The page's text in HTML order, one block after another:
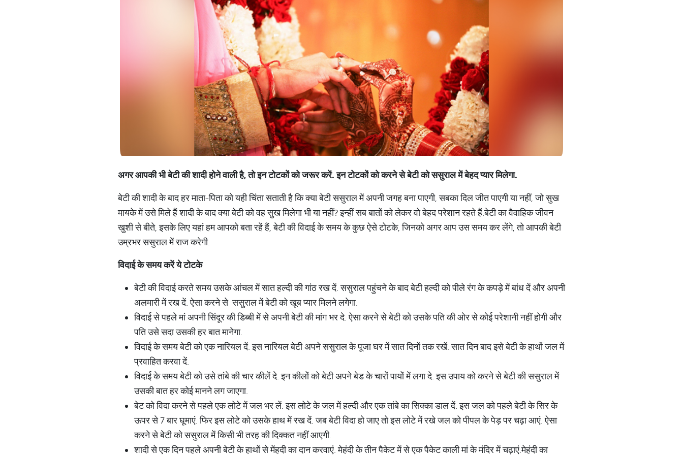
अगर आपकी भी बेटी की शादी होने वाली है,तो इन टोटकों को जरूर करें. इन टोटकों को करने से बेटी को ससुराल में बेहद प्यार मिलेगा.
बेटी की शादी के बाद हर माता-पिता को यही चिंता सताती है कि क्या बेटी ससुराल में अपनी जगह बना पाएगी, सबका दिल जीत पाएगी या नहीं, जो सुख
मायके में उसे मिले हैं शादी के बाद क्या बेटी को वह सुख मिलेगा भी या नहीं? इन्हीं सब बातों को लेकर वो बेहद परेशान रहते हैं.बेटी का वैवाहिक जीवन
खुशी से बीते, इसके लिए यहां हम आपको बता रहें हैं, बेटी की विदाई के समय के कुछ ऐसे टोटके, जिनको अगर आप उस समय कर लेंगे, तो आपकी बेटी
उम्रभर ससुराल में राज करेगी.
विदाई के समय करें ये टोटके
बेटी की विदाई करते समय उसके आंचल में सात हल्दी की गांठ रख दें. ससुराल पहुंचने के बाद बेटी हल्दी को पीले रंग के कपड़े में बांध दें और अपनी
अलमारी में रख दें. ऐसा करने से ससुराल में बेटी को खूब प्यार मिलने लगेगा.
विदाई से पहले मां अपनी सिंदूर की डिब्बी में से अपनी बेटी की मांग भर दे. ऐसा करने से बेटी को उसके पति की ओर से कोई परेशानी नहीं होगी और
पति उसे सदा उसकी हर बात मानेगा.
विदाई के समय बेटी को एक नारियल दें. इस नारियल बेटी अपने ससुराल के पूजा घर में सात दिनों तक रखें. सात दिन बाद इसे बेटी के हाथों जल में
प्रवाहित करवा दें.
विदाई के समय बेटी को उसे तांबे की चार कीलें दे. इन कीलों को बेटी अपने बेड के चारों पायों में लगा दे. इस उपाय को करने से बेटी की ससुराल में
उसकी बात हर कोई मानने लग जाएगा.
बेट को विदा करने से पहले एक लोटे में जल भर लें. इस लोटे के जल में हल्दी और एक तांबे का सिक्का डाल दें. इस जल को पहले बेटी के सिर के
ऊपर से 7 बार घूमाएं. फिर इस लोटे को उसके हाथ में रख दें. जब बेटी विदा हो जाए तो इस लोटे में रखे जल को पीपल के पेड़ पर चढ़ा आएं. ऐसा
करने से बेटी को ससुराल में किसी भी तरह की दिक्कत नहीं आएगी.
शादी से एक दिन पहले अपनी बेटी के हाथों से मेंहदी का दान करवाएं. मेहंदी के तीन पैकेट में से एक पैकेट काली मां के मंदिर में चढ़ाएं.मेहंदी का